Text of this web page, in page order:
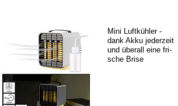
Mi­ni Luft­küh­ler -
dank Ak­ku je­der­zeit
und über­all ei­ne fri­
sche Bri­se